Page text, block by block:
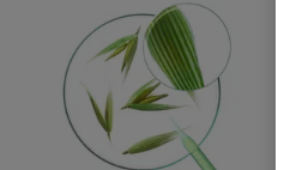
Aroma do produto
Perfume frutado de pêssego.
* De acordo com a Norma OCDE 301B